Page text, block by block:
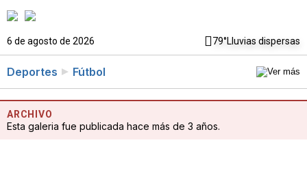
6 de agosto de 2026 79°Lluvias dispersas
Deportes Fútbol
ARCHIVO
Esta galeria fue publicada hace más de 3 años.